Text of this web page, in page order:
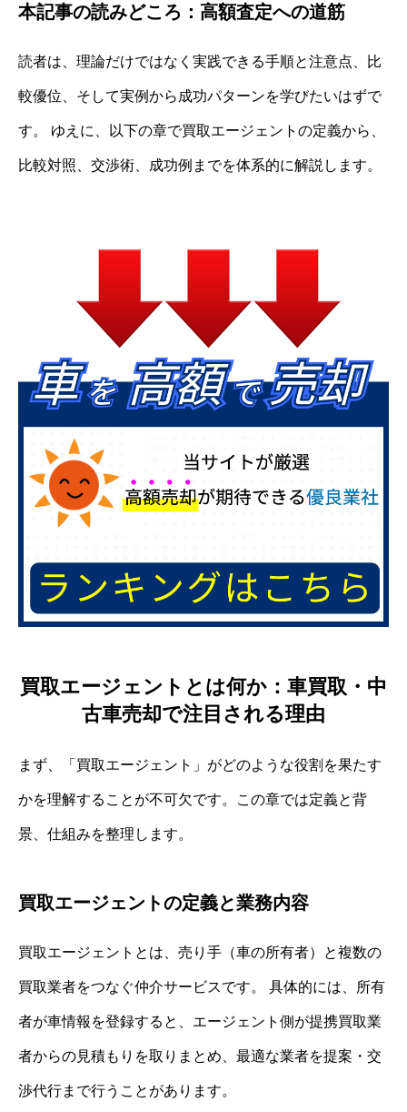
本記事の読みどころ：高額査定への道筋
読者は、理論だけではなく実践できる手順と注意点、比
較優位、そして実例から成功パターンを学びたいはずで
す。 ゆえに、以下の章で買取エージェントの定義から、
比較対照、交渉術、成功例までを体系的に解説します。
買取エージェントとは何か：車買取・中
古車売却で注目される理由
まず、「買取エージェント」がどのような役割を果たす
かを理解することが不可欠です。この章では定義と背
景、仕組みを整理します。
買取エージェントの定義と業務内容
買取エージェントとは、売り手（車の所有者）と複数の
買取業者をつなぐ仲介サービスです。 具体的には、所有
者が車情報を登録すると、エージェント側が提携買取業
者からの見積もりを取りまとめ、最適な業者を提案・交
渉代行まで行うことがあります。